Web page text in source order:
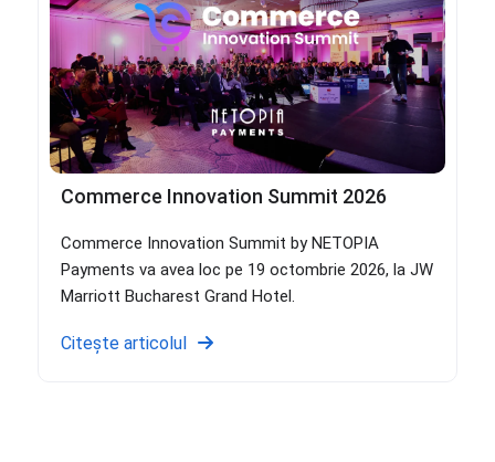
Commerce Innovation Summit 2026
Commerce Innovation Summit by NETOPIA
Payments va avea loc pe 19 octombrie 2026, la JW
Marriott Bucharest Grand Hotel.
Citește articolul